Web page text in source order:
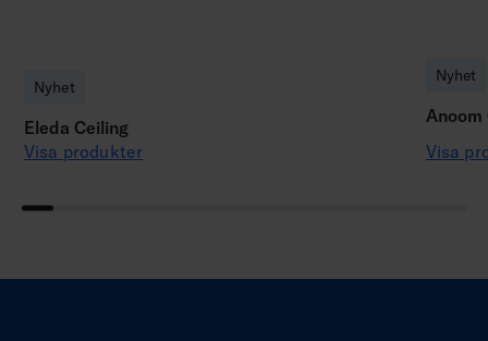
Nyhet
Eleda Ceiling
Visa produkter
Nyhet
Anoom
Visa